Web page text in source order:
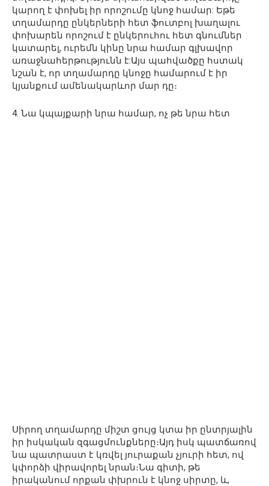
կարող է փոխել իր որոշումը կնոջ համար: Եթե ​​
տղամարդը ընկերների հետ ֆուտբոլ խաղալու
փոխարեն որոշում է ընկերուհու հետ գնումներ
կատարել, ուրեմն կինը նրա համար գլխավոր
առաջնահերթությունն է:Այս պահվածքը հստակ
նշան է, որ տղամարդը կնոջը համարում է իր
կյանքում ամենակարևոր մար դը։
4. Նա կպայքարի նրա համար, ոչ թե նրա հետ
Սիրող տղամարդը միշտ ցույց կտա իր ընտրյալին
իր իսկական զգացմունքները։Այդ իսկ պատճառով
նա պատրաստ է կռվել յուրաքան չյուրի հետ, ով
կփորձի վիրավորել նրան։Նա գիտի, թե
իրականում որքան փխրուն է կնոջ սիրտը, և,